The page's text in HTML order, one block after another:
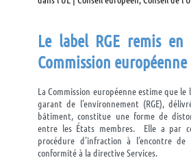
Le label RGE remis en
Commission européenne
La Commission européenne estime que le
garant de l’environnement (RGE),
bâtiment, constitue une forme de
entre les États membres. Elle a par
procédure d’infraction à l’encontre
conformité à la directive Services.